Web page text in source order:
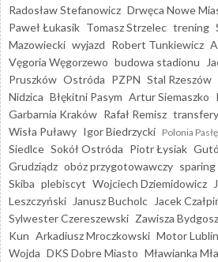
Radosław Stefanowicz Drwęca Nowe
Paweł Łukasik Tomasz Strzelec trening
Mazowiecki wyjazd Robert Tunkiewicz
Vęgoria Węgorzewo budowa stadionu
Pruszków Ostróda PZPN Stal Rzeszów
Nidzica Błękitni Pasym Artur Siemaszko
Garbarnia Kraków Rafał Remisz transfery
Wisła Puławy Igor Biedrzycki Polonia
Siedlce Sokół Ostróda Piotr Łysiak
Grudziądz obóz przygotowawczy sparing
Skiba plebiscyt Wojciech Dziemidowicz
Leszczyński
Janusz Bucholc Jacek
Sylwester Czereszewski Zawisza
Kun Arkadiusz Mroczkowski Motor Lublin
Wojda DKS Dobre Miasto Mławianka